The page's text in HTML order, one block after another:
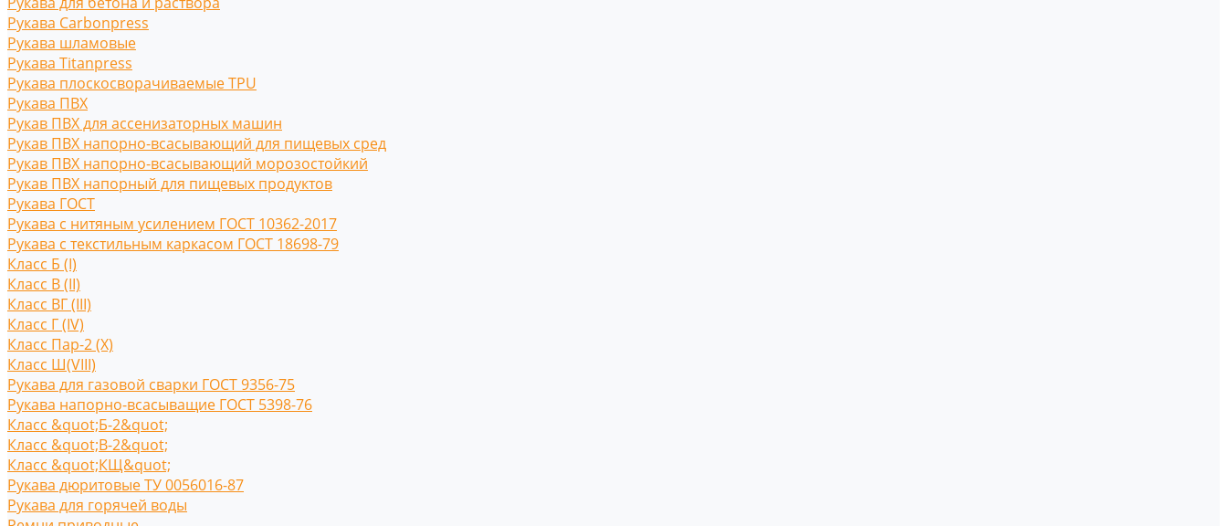
Рукава Carbonpress
Рукава шламовые
Рукава Titanpress
Рукава плоскосворачиваемые TPU
Рукава ПВХ
Рукав ПВХ для ассенизаторных машин
Рукав ПВХ напорно-всасывающий для пищевых сред
Рукав ПВХ напорно-всасывающий морозостойкий
Рукав ПВХ напорный для пищевых продуктов
Рукава ГОСТ
Рукава с нитяным усилением ГОСТ 10362-2017
Рукава с текстильным каркасом ГОСТ 18698-79
Класс Б (I)
Класс В (II)
Класс ВГ (III)
Класс Г (IV)
Класс Пар-2 (X)
Класс Ш(VIII)
Рукава для газовой сварки ГОСТ 9356-75
Рукава напорно-всасыващие ГОСТ 5398-76
Класс &quot;Б-2&quot;
Класс &quot;В-2&quot;
Класс &quot;КЩ&quot;
Рукава дюритовые ТУ 0056016-87
Рукава для горячей воды